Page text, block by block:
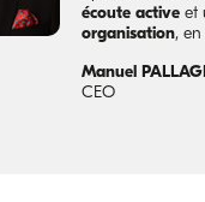
écoute activeet
organisation,
Manuel
CEO